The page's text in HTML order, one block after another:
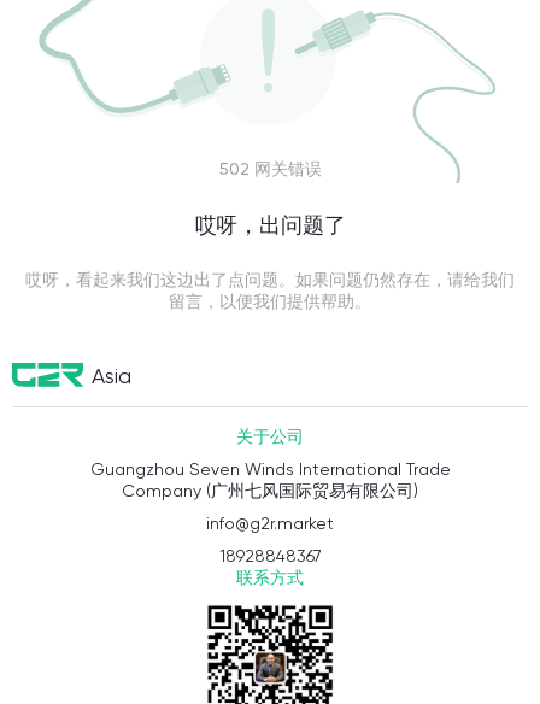
502 网关错误
哎呀，出问题了
哎呀，看起来我们这边出了点问题。如果问题仍然存在，请给我们
留言，以便我们提供帮助。
Asia
关于公司
Guangzhou Seven Winds International Trade
Company (广州七风国际贸易有限公司)
info@g2r.market
18928848367
联系方式